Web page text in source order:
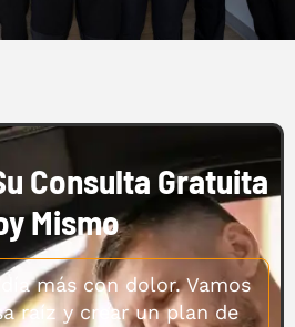
Consulta Gratuita
Mismo
más con dolor. Vamos
raíz y crear un plan de